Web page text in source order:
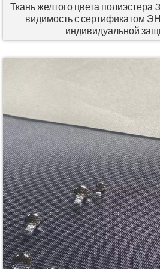
Ткань желтого цвета
видимость с сертификатом
индивидуальной